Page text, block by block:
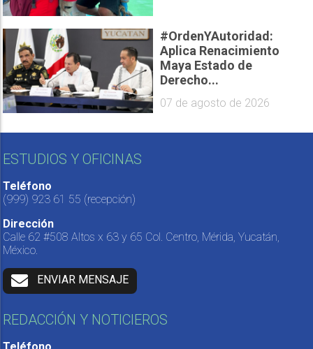
#OrdenYAutoridad:
Aplica Renacimiento
Maya Estado de
Derecho...
07 de agosto de 2026
ESTUDIOS Y OFICINAS
Teléfono
(999) 923 61 55 (recepción)
Dirección
Calle 62 #508 Altos x 63 y 65 Col. Centro, Mérida, Yucatán,
México.
ENVIAR MENSAJE
REDACCIÓN Y NOTICIEROS
Teléfono